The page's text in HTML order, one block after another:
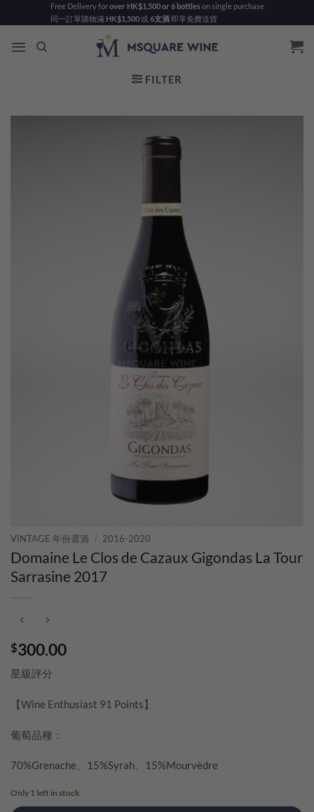
to
content
Free Delivery forover HK$1,500 or 6 bottleson single purchase
同一訂單購物滿 HK$1,500或 6支酒即享免費送貨
FILTER
VINTAGE 年份選酒 / 2016-2020
Domaine Le Clos de Cazaux Gigondas La Tour
Sarrasine 2017
$300.00
星級評分
【Wine Enthusiast 91 Points】
葡萄品種：
70%Grenache、15%Syrah、15%Mourvèdre
Only 1 left in stock